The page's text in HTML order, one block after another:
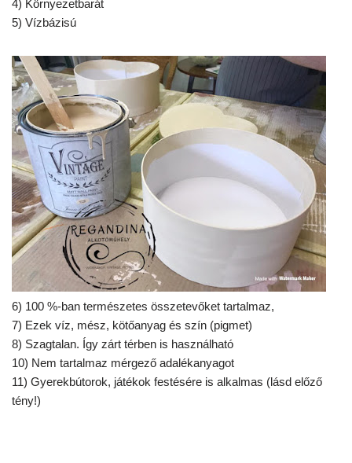
4) Környezetbarát
5) Vízbázisú
6) 100 %-ban természetes összetevőket tartalmaz,
7) Ezek víz, mész, kötőanyag és szín (pigmet)
8) Szagtalan. Így zárt térben is használható
10) Nem tartalmaz mérgező adalékanyagot
11) Gyerekbútorok, játékok festésére is alkalmas (lásd előző
tény!)